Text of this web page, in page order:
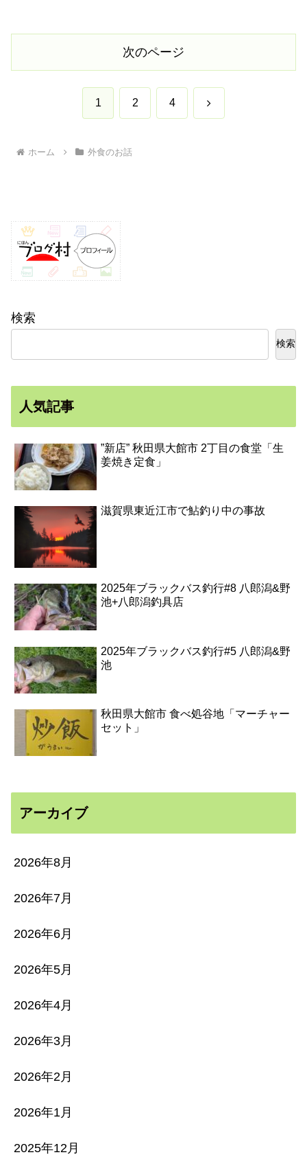
次のページ
1 2 4 次
ホーム 外食のお話
検索
検索
人気記事
”新店” 秋田県大館市 2丁目の食堂「生
姜焼き定食」
滋賀県東近江市で鮎釣り中の事故
2025年ブラックバス釣行#8 八郎潟&野
池+八郎潟釣具店
2025年ブラックバス釣行#5 八郎潟&野
池
秋田県大館市 食べ処谷地「マーチャー
セット」
アーカイブ
2026年8月
2026年7月
2026年6月
2026年5月
2026年4月
2026年3月
2026年2月
2026年1月
2025年12月